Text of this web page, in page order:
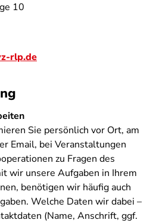
10
rlp.de
Sie persönlich vor Ort, am
Email, bei Veranstaltungen
zu Fragen des
wir unsere Aufgaben in Ihrem
benötigen wir häufig auch
Welche Daten wir dabei –
(Name, Anschrift, ggf.